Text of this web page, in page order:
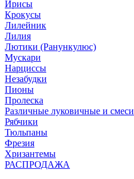
Ирисы
Крокусы
Лилейник
Лилия
Лютики (Ранункулюс)
Мускари
Нарцисcы
Незабудки
Пионы
Пролеска
Различные луковичные и смеси
Рябчики
Тюльпаны
Фрезия
Хризантемы
РАСПРОДАЖА